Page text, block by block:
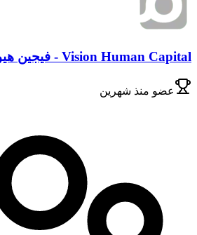
Vision Human Capital - فيجين هيومان كابيتال
عضو منذ شهرين